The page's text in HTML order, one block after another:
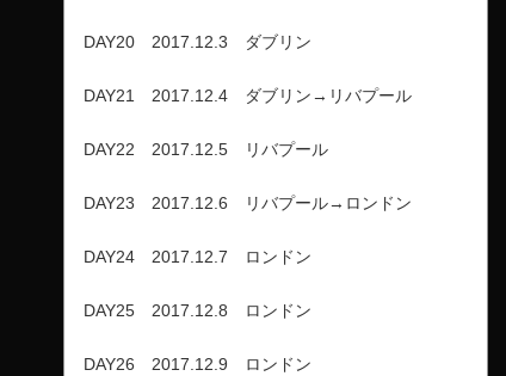
DAY20 2017.12.3 ダブリン
DAY21 2017.12.4 ダブリン→リバプール
DAY22 2017.12.5 リバプール
DAY23 2017.12.6 リバプール→ロンドン
DAY24 2017.12.7 ロンドン
DAY25 2017.12.8 ロンドン
DAY26 2017.12.9 ロンドン